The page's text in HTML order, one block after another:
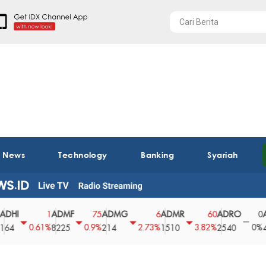
Technology Banking Syariah
1
0.61%8225
75
0.9%
ADMG
214
6
2.73%1510
60
3.82%
ADRO
2540
0
0%
AEGS
43